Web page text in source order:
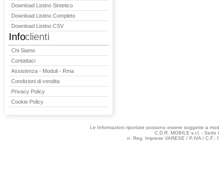
Download Listino Sintetico
Download Listino Completo
Download Listino CSV
Infoclienti
Chi Siamo
Contattaci
Assistenza - Moduli - Rma
Condizioni di vendita
Privacy Policy
Cookie Policy
Le Informazioni riportate possono essere soggette a
C.D.R. MOBILE s.r.l. -
n. Reg. Imprese VARESE / P.IVA /